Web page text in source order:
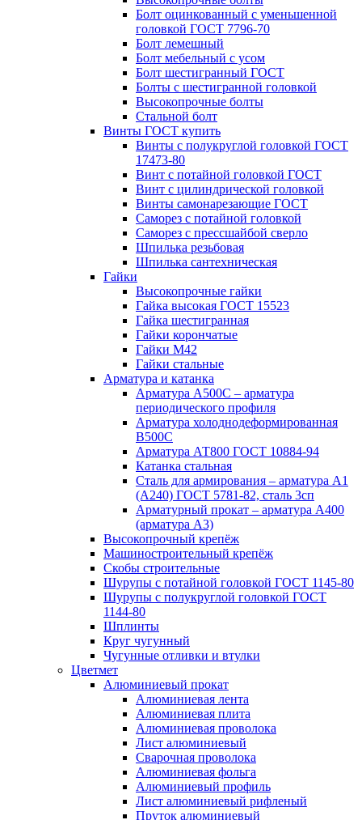
Болт оцинкованный с уменьшенной
головкой ГОСТ 7796-70
Болт лемешный
Болт мебельный с усом
Болт шестигранный ГОСТ
Болты с шестигранной головкой
Высокопрочные болты
Стальной болт
Винты ГОСТ купить
Винты с полукруглой головкой ГОСТ
17473-80
Винт с потайной головкой ГОСТ
Винт с цилиндрической головкой
Винты самонарезающие ГОСТ
Саморез с потайной головкой
Саморез с прессшайбой сверло
Шпилька резьбовая
Шпилька сантехническая
Гайки
Высокопрочные гайки
Гайка высокая ГОСТ 15523
Гайка шестигранная
Гайки корончатые
Гайки М42
Гайки стальные
Арматура и катанка
Арматура А500С – арматура
периодического профиля
Арматура холоднодеформированная
В500С
Арматура АТ800 ГОСТ 10884-94
Катанка стальная
Сталь для армирования – арматура А1
(А240) ГОСТ 5781-82, сталь 3сп
Арматурный прокат – арматура А400
(арматура А3)
Высокопрочный крепёж
Машиностроительный крепёж
Скобы строительные
Шурупы с потайной головкой ГОСТ 1145-80
Шурупы с полукруглой головкой ГОСТ
1144-80
Шплинты
Круг чугунный
Чугунные отливки и втулки
Цветмет
Алюминиевый прокат
Алюминиевая лента
Алюминиевая плита
Алюминиевая проволока
Лист алюминиевый
Сварочная проволока
Алюминиевая фольга
Алюминиевый профиль
Лист алюминиевый рифленый
Пруток алюминиевый